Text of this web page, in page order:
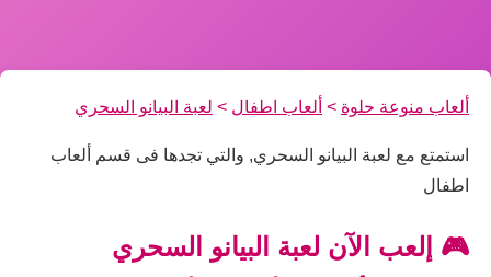
ألعاب منوعة حلوة > ألعاب اطفال > لعبة البيانو السحري
استمتع مع لعبة البيانو السحري, والتي تجدها فى قسم ألعاب
اطفال
🎮 إلعب الآن لعبة البيانو السحري